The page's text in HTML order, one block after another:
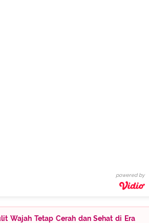
powered by
Wajah Tetap Cerah dan Sehat di Era